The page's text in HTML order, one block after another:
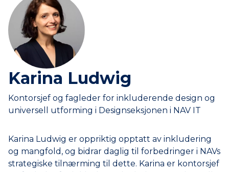
Karina Ludwig
Kontorsjef og fagleder for inkluderende design og
universell utforming i Designseksjonen i NAV IT
Karina Ludwig er oppriktig opptatt av inkludering
og mangfold, og bidrar daglig til forbedringer i NAVs
strategiske tilnærming til dette. Karina er kontorsjef